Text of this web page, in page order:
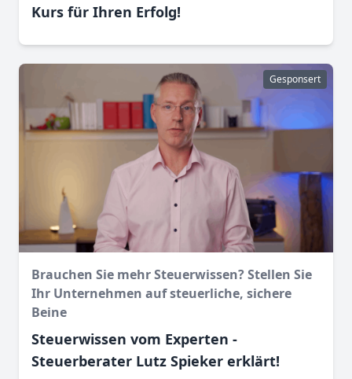
Kurs für Ihren Erfolg!
Gesponsert
Brauchen Sie mehr Steuerwissen? Stellen Sie
Ihr Unternehmen auf steuerliche, sichere
Beine
Steuerwissen vom Experten -
Steuerberater Lutz Spieker erklärt!